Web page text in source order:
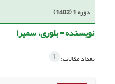
دوره 1 (1402)
نویسنده =بلوری، سمیرا
تعداد مقالات: 1